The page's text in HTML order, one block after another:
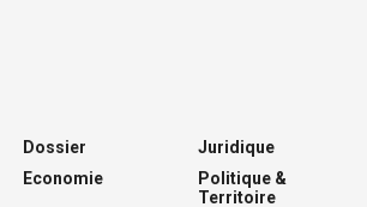
Dossier
Economie
Juridique
Politique &
Territoire